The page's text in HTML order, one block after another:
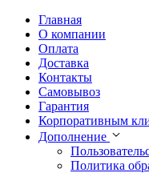
Главная
О компании
Оплата
Доставка
Контакты
Самовывоз
Гарантия
Корпоративным
Дополнение
Политика